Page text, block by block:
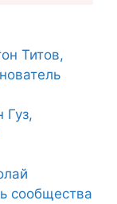
Титов,
Гуз,
сообщества